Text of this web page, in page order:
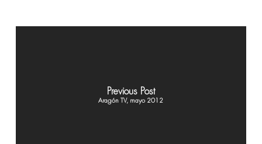
Previous Post
Aragón TV, mayo 2012